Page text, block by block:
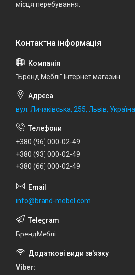
місця перебування.
"Бренд Меблі" Інтернет магазин
вул. Личаківська, 255, Львів, Україна
+380 (96) 000-02-49
+380 (93) 000-02-49
+380 (66) 000-02-49
info@brand-mebel.com
БрендМеблі
Viber